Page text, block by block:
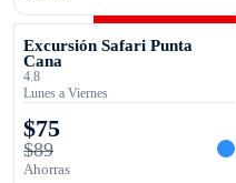
Excursión Safari Punta
Cana
4.8
Lunes a Viernes
$75
$89
Ahorras